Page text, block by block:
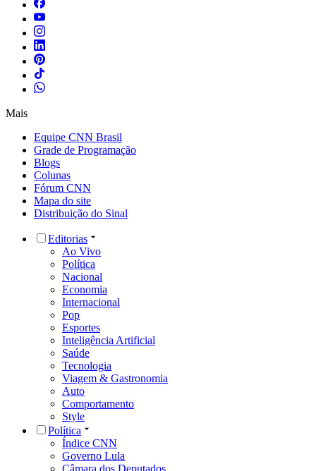
Mais
Equipe CNN Brasil
Grade de Programação
Blogs
Colunas
Fórum CNN
Mapa do site
Distribuição do Sinal
Editorias
Ao Vivo
Política
Nacional
Economia
Internacional
Pop
Esportes
Inteligência Artificial
Saúde
Tecnologia
Viagem & Gastronomia
Auto
Comportamento
Style
Política
Índice CNN
Governo Lula
Câmara dos Deputados